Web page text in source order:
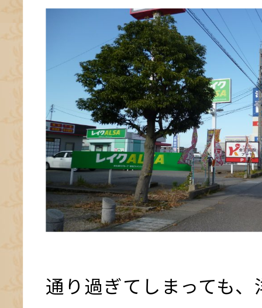
通り過ぎてしまっても